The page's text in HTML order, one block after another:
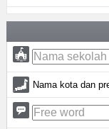
Nama kota dan